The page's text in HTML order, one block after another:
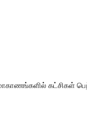
கட்சிகள்